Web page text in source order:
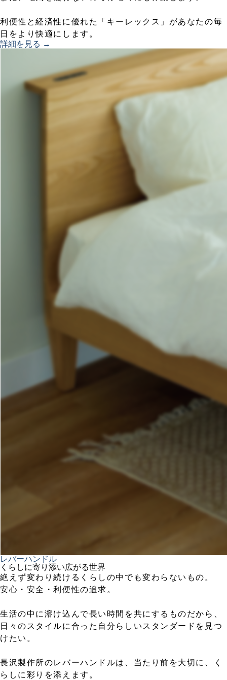
利便性と経済性に優れた「キーレックス」があなたの毎
日をより快適にします。
詳細を見る →
レバーハンドル
くらしに寄り添い広がる世界
絶えず変わり続けるくらしの中でも変わらないもの。
安心・安全・利便性の追求。
生活の中に溶け込んで長い時間を共にするものだから、
日々のスタイルに合った自分らしいスタンダードを見つ
けたい。
長沢製作所のレバーハンドルは、当たり前を大切に、く
らしに彩りを添えます。